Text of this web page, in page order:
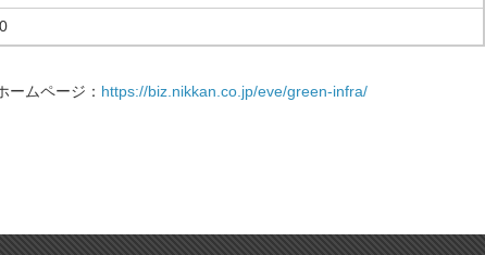
ームページ： https://biz.nikkan.co.jp/eve/green-infra/